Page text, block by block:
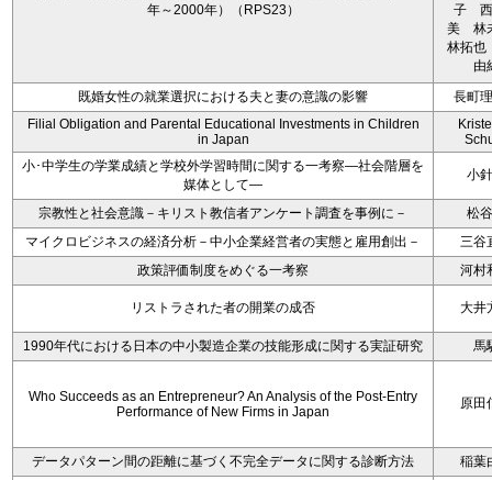
年～2000年）（RPS23）
子 西
美 林
林拓
由
既婚女性の就業選択における夫と妻の意識の影響
長町
Filial Obligation and Parental Educational Investments in Children
in Japan
小･中学生の学業成績と学校外学習時間に関する一考察―社会階層を
媒体として―
小
宗教性と社会意識－キリスト教信者アンケート調査を事例に－
松
マイクロビジネスの経済分析－中小企業経営者の実態と雇用創出－
三谷
政策評価制度をめぐる一考察
河村
リストラされた者の開業の成否 大井
1990年代における日本の中小製造企業の技能形成に関する実証研究 馬
Who Succeeds as an Entrepreneur? An Analysis of the Post-Entry
Performance of New Firms in Japan
原田
データパターン間の距離に基づく不完全データに関する診断方法
稲葉